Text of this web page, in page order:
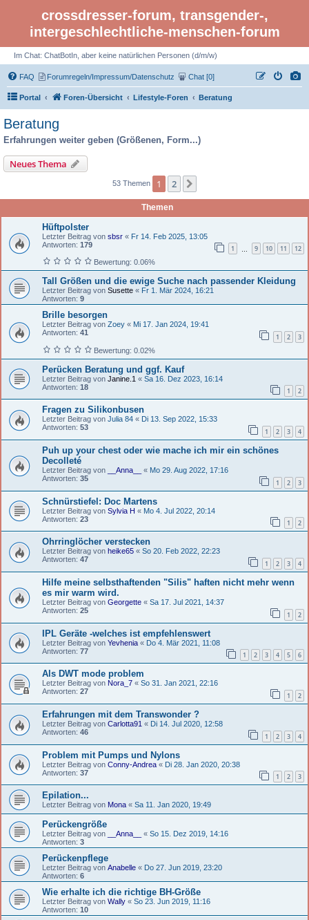
crossdresser-forum, transgender-,
intergeschlechtliche-menschen-forum
Im Chat: ChatBotIn, aber keine natürlichen Personen (d/m/w)
FAQ Forumregeln/Impressum/Datenschutz Chat [0]
Portal Foren-Übersicht Lifestyle-Foren Beratung
Beratung
Erfahrungen weiter geben (Größenen, Form...)
Neues Thema
53 Themen 1 2
Themen
Hüftpolster
Letzter Beitrag von sbsr « Fr 14. Feb 2025, 13:05
Antworten: 179 1 9 10 11 12
Bewertung: 0.06%
Tall Größen und die ewige Suche nach passender Kleidung
Letzter Beitrag von Susette « Fr 1. Mär 2024, 16:21
Antworten: 9
Brille besorgen
Letzter Beitrag von Zoey « Mi 17. Jan 2024, 19:41
Antworten: 41 1 2 3
Bewertung: 0.02%
Perücken Beratung und ggf. Kauf
Letzter Beitrag von Janine.1 « Sa 16. Dez 2023, 16:14
Antworten: 18 1 2
Fragen zu Silikonbusen
Letzter Beitrag von Julia 84 « Di 13. Sep 2022, 15:33
Antworten: 53 1 2 3 4
Puh up your chest oder wie mache ich mir ein schönes
Decolleté
Letzter Beitrag von __Anna__ « Mo 29. Aug 2022, 17:16
Antworten: 35 1 2 3
Schnürstiefel: Doc Martens
Letzter Beitrag von Sylvia H « Mo 4. Jul 2022, 20:14
Antworten: 23 1 2
Ohrringlöcher verstecken
Letzter Beitrag von heike65 « So 20. Feb 2022, 22:23
Antworten: 47 1 2 3 4
Hilfe meine selbsthaftenden "Silis" haften nicht mehr wenn
es mir warm wird.
Letzter Beitrag von Georgette « Sa 17. Jul 2021, 14:37
Antworten: 25 1 2
IPL Geräte -welches ist empfehlenswert
Letzter Beitrag von Yevhenia « Do 4. Mär 2021, 11:08
Antworten: 77 1 2 3 4 5 6
Als DWT mode problem
Letzter Beitrag von Nora_7 « So 31. Jan 2021, 22:16
Antworten: 27 1 2
Erfahrungen mit dem Transwonder ?
Letzter Beitrag von Carlotta91 « Di 14. Jul 2020, 12:58
Antworten: 46 1 2 3 4
Problem mit Pumps und Nylons
Letzter Beitrag von Conny-Andrea « Di 28. Jan 2020, 20:38
Antworten: 37 1 2 3
Epilation...
Letzter Beitrag von Mona « Sa 11. Jan 2020, 19:49
Perückengröße
Letzter Beitrag von __Anna__ « So 15. Dez 2019, 14:16
Antworten: 3
Perückenpflege
Letzter Beitrag von Anabelle « Do 27. Jun 2019, 23:20
Antworten: 6
Wie erhalte ich die richtige BH-Größe
Letzter Beitrag von Wally « So 23. Jun 2019, 11:16
Antworten: 10